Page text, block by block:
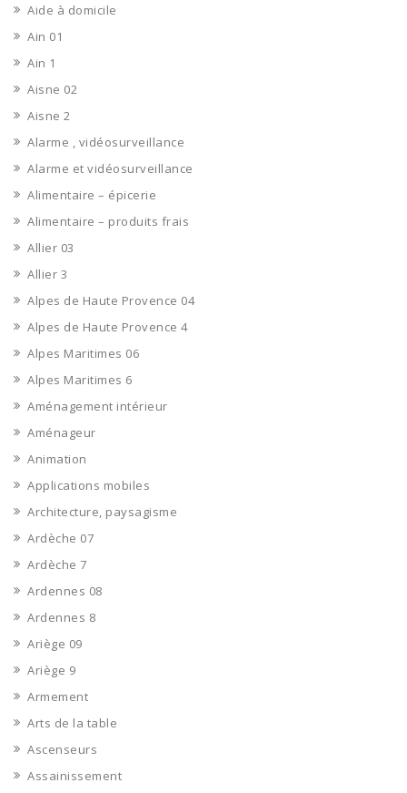
Aide à domicile
Ain 01
Ain 1
Aisne 02
Aisne 2
Alarme , vidéosurveillance
Alarme et vidéosurveillance
Alimentaire – épicerie
Alimentaire – produits frais
Allier 03
Allier 3
Alpes de Haute Provence 04
Alpes de Haute Provence 4
Alpes Maritimes 06
Alpes Maritimes 6
Aménagement intérieur
Aménageur
Animation
Applications mobiles
Architecture, paysagisme
Ardèche 07
Ardèche 7
Ardennes 08
Ardennes 8
Ariège 09
Ariège 9
Armement
Arts de la table
Ascenseurs
Assainissement